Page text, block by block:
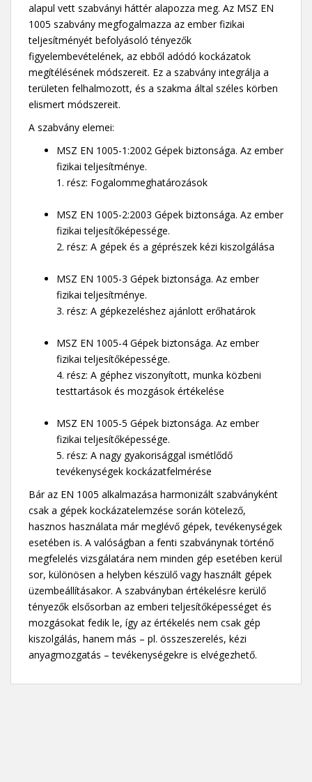
alapul vett szabványi háttér alapozza meg. Az MSZ EN
1005 szabvány megfogalmazza az ember fizikai
teljesítményét befolyásoló tényezők
figyelembevételének, az ebből adódó kockázatok
megítélésének módszereit. Ez a szabvány integrálja a
területen felhalmozott, és a szakma által széles körben
elismert módszereit.
A szabvány elemei:
MSZ EN 1005-1:2002 Gépek biztonsága. Az ember
fizikai teljesítménye.
1. rész: Fogalommeghatározások
MSZ EN 1005-2:2003 Gépek biztonsága. Az ember
fizikai teljesítőképessége.
2. rész: A gépek és a géprészek kézi kiszolgálása
MSZ EN 1005-3 Gépek biztonsága. Az ember
fizikai teljesítménye.
3. rész: A gépkezeléshez ajánlott erőhatárok
MSZ EN 1005-4 Gépek biztonsága. Az ember
fizikai teljesítőképessége.
4. rész: A géphez viszonyított, munka közbeni
testtartások és mozgások értékelése
MSZ EN 1005-5 Gépek biztonsága. Az ember
fizikai teljesítőképessége.
5. rész: A nagy gyakorisággal ismétlődő
tevékenységek kockázatfelmérése
Bár az EN 1005 alkalmazása harmonizált szabványként
csak a gépek kockázatelemzése során kötelező,
hasznos használata már meglévő gépek, tevékenységek
esetében is. A valóságban a fenti szabványnak történő
megfelelés vizsgálatára nem minden gép esetében kerül
sor, különösen a helyben készülő vagy használt gépek
üzembeállításakor. A szabványban értékelésre kerülő
tényezők elsősorban az emberi teljesítőképességet és
mozgásokat fedik le, így az értékelés nem csak gép
kiszolgálás, hanem más – pl. összeszerelés, kézi
anyagmozgatás – tevékenységekre is elvégezhető.